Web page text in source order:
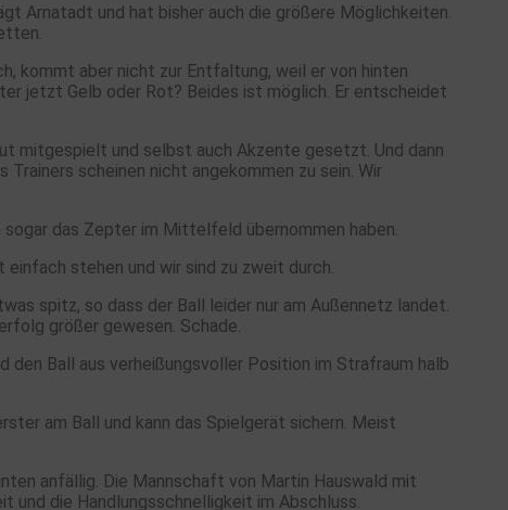
Arnatadt und hat bisher auch die größere Möglichkeiten.
kommt aber nicht zur Entfaltung, weil er von hinten
jetzt Gelb oder Rot? Beides ist möglich. Er entscheidet
mitgespielt und selbst auch Akzente gesetzt. Und dann
scheinen nicht angekommen zu sein. Wir
das Zepter im Mittelfeld übernommen haben.
stehen und wir sind zu zweit durch.
spitz, so dass der Ball leider nur am Außennetz landet.
größer gewesen. Schade.
Ball aus verheißungsvoller Position im Strafraum halb
am Ball und kann das Spielgerät sichern. Meist
anfällig. Die Mannschaft von Martin Hauswald mit
und die Handlungsschnelligkeit im Abschluss.